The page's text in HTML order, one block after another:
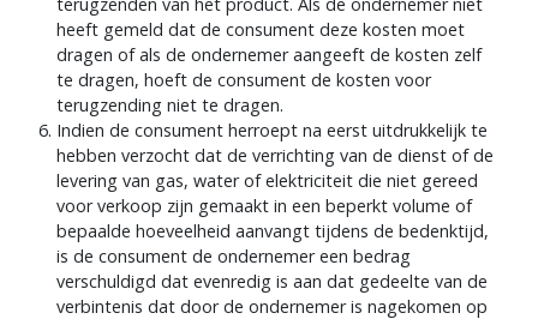
terugzenden van het product. Als de ondernemer niet
heeft gemeld dat de consument deze kosten moet
dragen of als de ondernemer aangeeft de kosten zelf
te dragen, hoeft de consument de kosten voor
terugzending niet te dragen.
Indien de consument herroept na eerst uitdrukkelijk te
hebben verzocht dat de verrichting van de dienst of de
levering van gas, water of elektriciteit die niet gereed
voor verkoop zijn gemaakt in een beperkt volume of
bepaalde hoeveelheid aanvangt tijdens de bedenktijd,
is de consument de ondernemer een bedrag
verschuldigd dat evenredig is aan dat gedeelte van de